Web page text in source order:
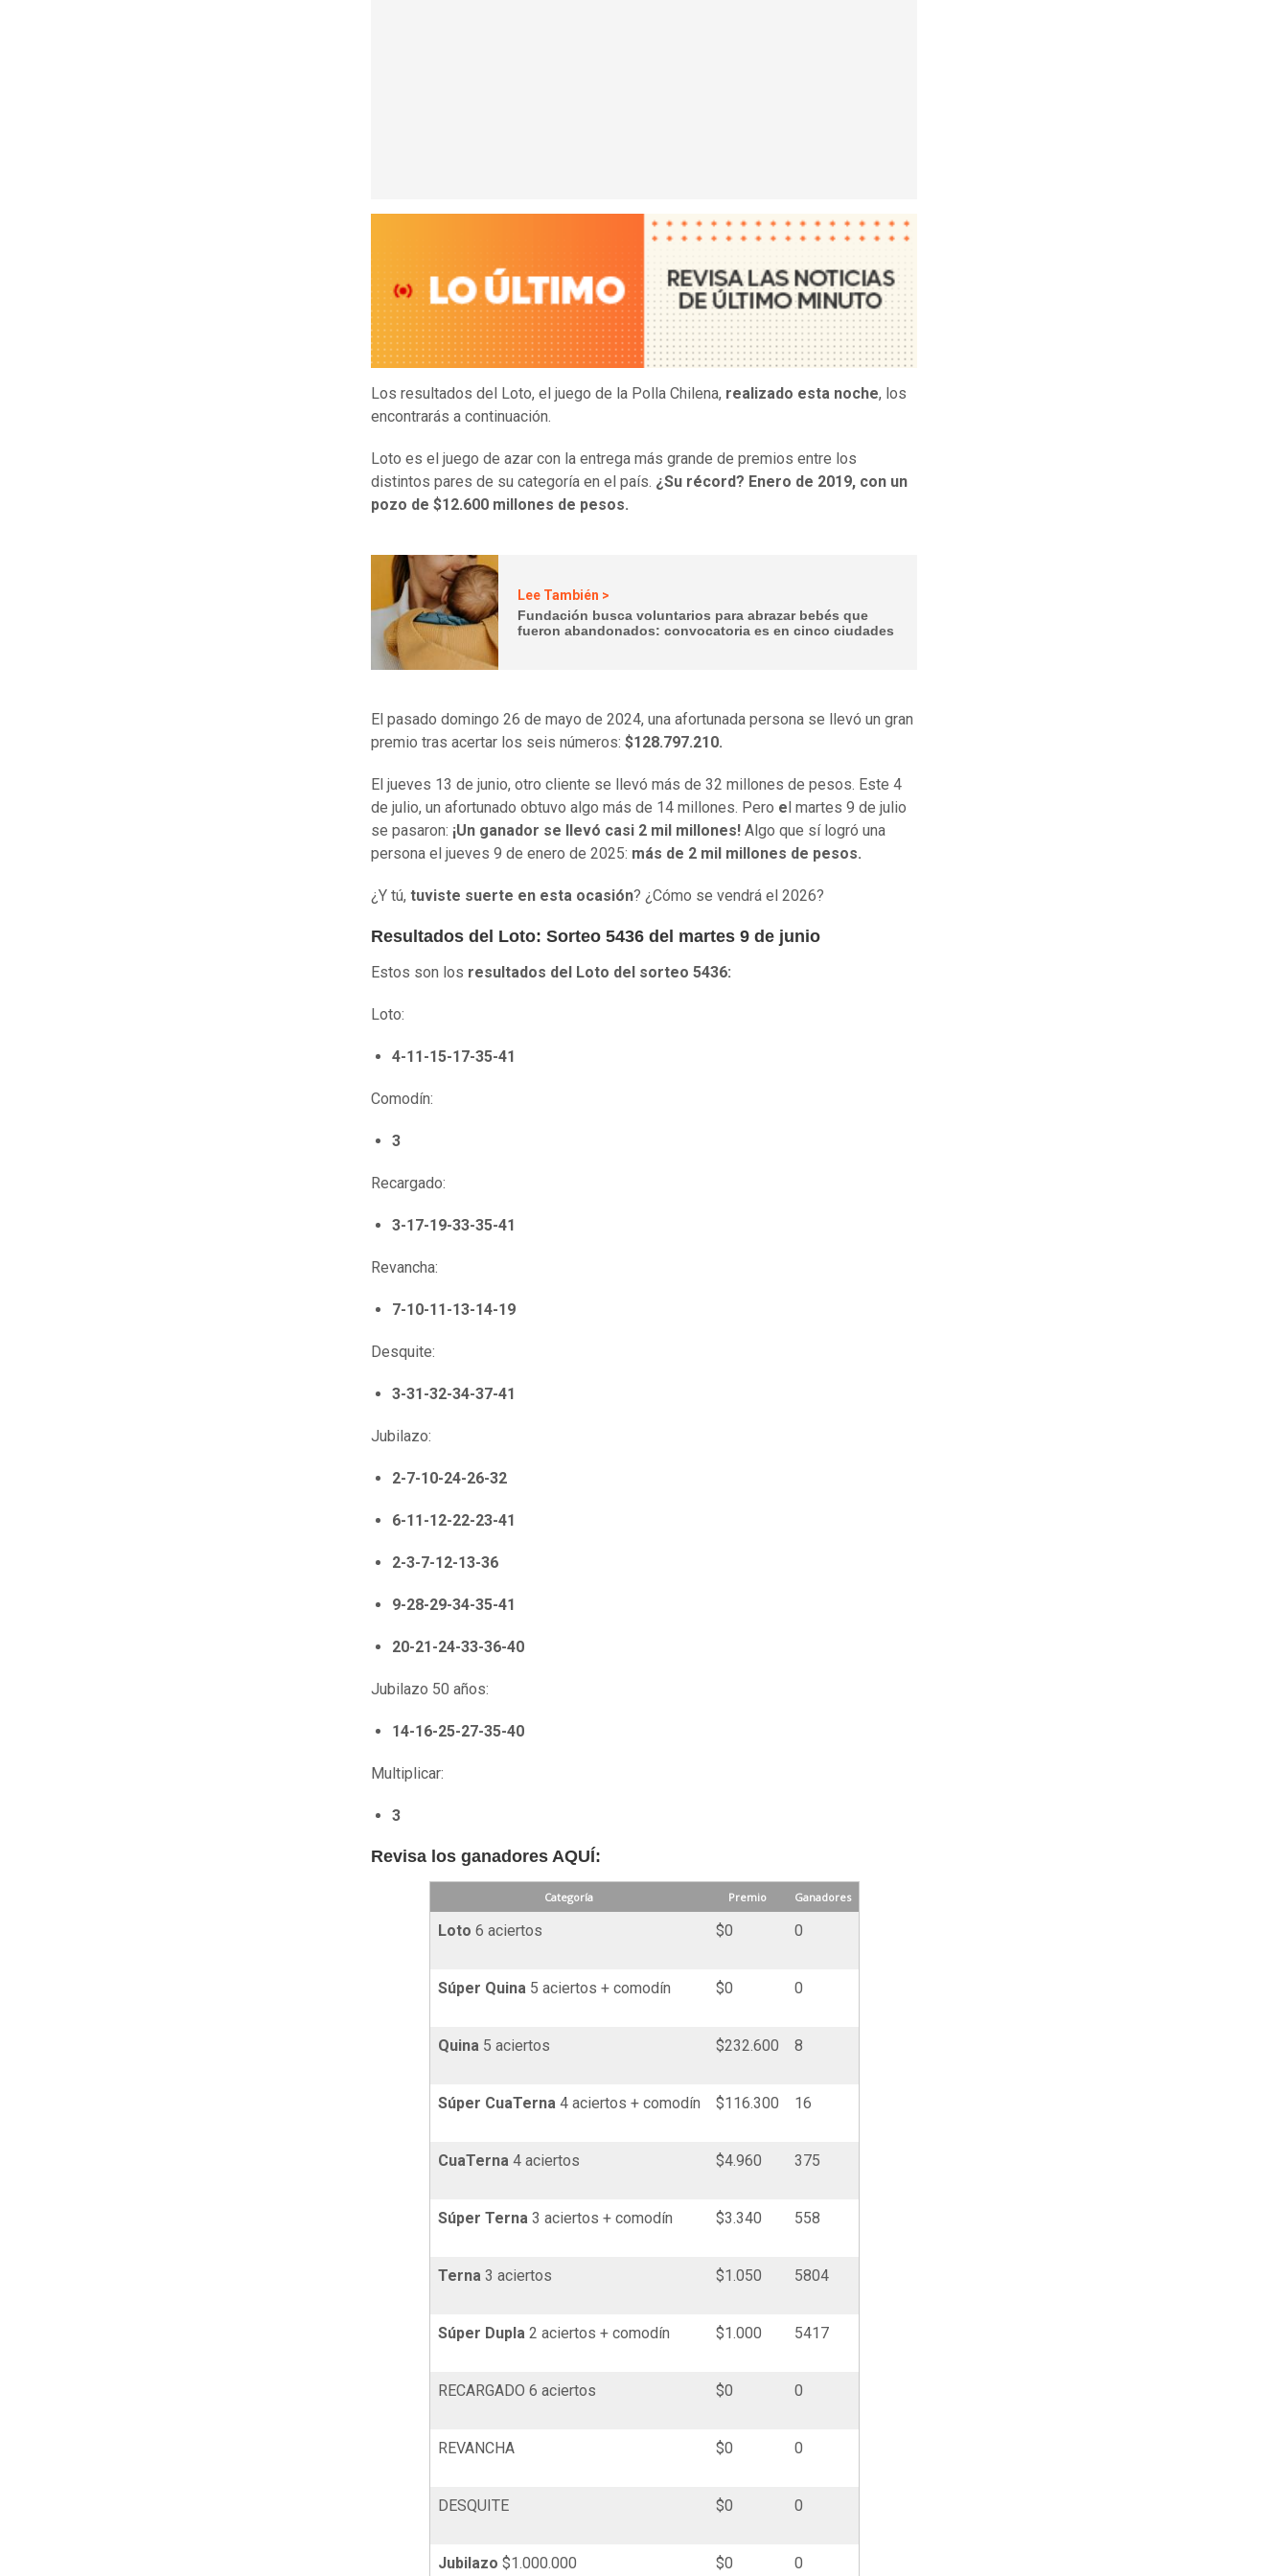
Los resultados del Loto, el juego de la Polla Chilena, realizado esta noche, los
encontrarás a continuación.
Loto es el juego de azar con la entrega más grande de premios entre los
distintos pares de su categoría en el país. ¿Su récord? Enero de 2019, con un
pozo de $12.600 millones de pesos.
Lee También >
Fundación busca voluntarios para abrazar bebés que
fueron abandonados: convocatoria es en cinco ciudades
El pasado domingo 26 de mayo de 2024, una afortunada persona se llevó un gran
premio tras acertar los seis números: $128.797.210.
El jueves 13 de junio, otro cliente se llevó más de 32 millones de pesos. Este 4
de julio, un afortunado obtuvo algo más de 14 millones. Pero e l martes 9 de julio
se pasaron: ¡Un ganador se llevó casi 2 mil millones! Algo que sí logró una
persona el jueves 9 de enero de 2025: más de 2 mil millones de pesos.
¿Y tú, tuviste suerte en esta ocasión? ¿Cómo se vendrá el 2026?
Resultados del Loto: Sorteo 5436 del martes 9 de junio
Estos son los resultados del Loto del sorteo 5436:
Loto:
4-11-15-17-35-41
Comodín:
3
Recargado:
3-17-19-33-35-41
Revancha:
7-10-11-13-14-19
Desquite:
3-31-32-34-37-41
Jubilazo:
2-7-10-24-26-32
6-11-12-22-23-41
2-3-7-12-13-36
9-28-29-34-35-41
20-21-24-33-36-40
Jubilazo 50 años:
14-16-25-27-35-40
Multiplicar:
3
Revisa los ganadores AQUÍ:
Categoría Premio Ganadores
Loto 6 aciertos $0 0
Súper Quina5 aciertos + comodín $0 0
Quina5 aciertos $232.600 8
Súper CuaTerna4 aciertos + comodín $116.300 16
CuaTerna4 aciertos $4.960 375
Súper Terna3 aciertos + comodín $3.340 558
Terna3 aciertos $1.050 5804
Súper Dupla2 aciertos + comodín $1.000 5417
RECARGADO 6 aciertos $0 0
REVANCHA $0 0
DESQUITE $0 0
Jubilazo $1.000.000 $0 0